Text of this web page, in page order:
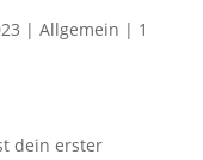
| Allgemein | 1
dein erster